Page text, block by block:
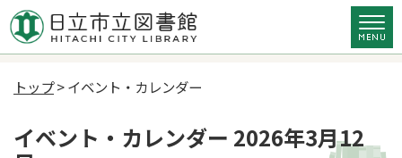
トップ> イベント・カレンダー
イベント・カレンダー 2026年3月12